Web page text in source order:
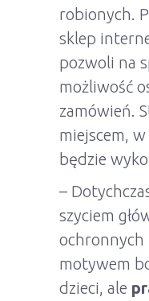
robionych.
sklep
pozwoli na
możliwość
zamówień.
miejscem,
będzie
–
szyciem
ochronnych
motywem
dzieci, ale